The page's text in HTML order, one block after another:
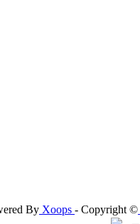
By Xoops - Copyright ©